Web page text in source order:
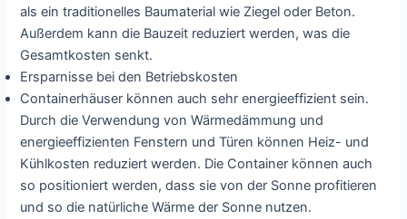
als ein traditionelles Baumaterial wie Ziegel oder Beton.
Außerdem kann die Bauzeit reduziert werden, was die
Gesamtkosten senkt.
Ersparnisse bei den Betriebskosten
Containerhäuser können auch sehr energieeffizient sein.
Durch die Verwendung von Wärmedämmung und
energieeffizienten Fenstern und Türen können Heiz- und
Kühlkosten reduziert werden. Die Container können auch
so positioniert werden, dass sie von der Sonne profitieren
und so die natürliche Wärme der Sonne nutzen.